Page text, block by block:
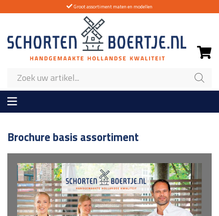
Groot assortiment maten en modellen
zoeken
Brochure basis assortiment